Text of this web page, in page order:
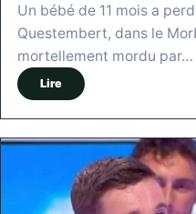
Un bébé de 11 mois a
Questembert, dans le
mortellement mordu par…
Lire